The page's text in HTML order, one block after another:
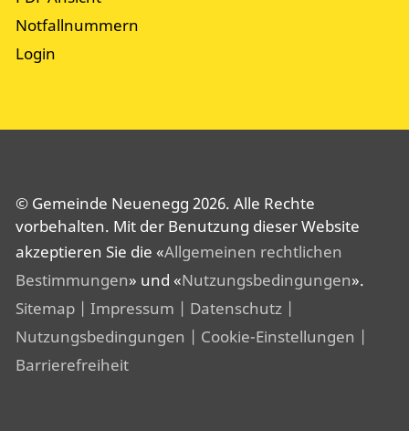
Notfallnummern
Login
© Gemeinde Neuenegg 2026. Alle Rechte
vorbehalten. Mit der Benutzung dieser Website
akzeptieren Sie die «Allgemeinen rechtlichen
Bestimmungen» und «Nutzungsbedingungen».
Sitemap | Impressum | Datenschutz |
Nutzungsbedingungen | Cookie-Einstellungen |
Barrierefreiheit